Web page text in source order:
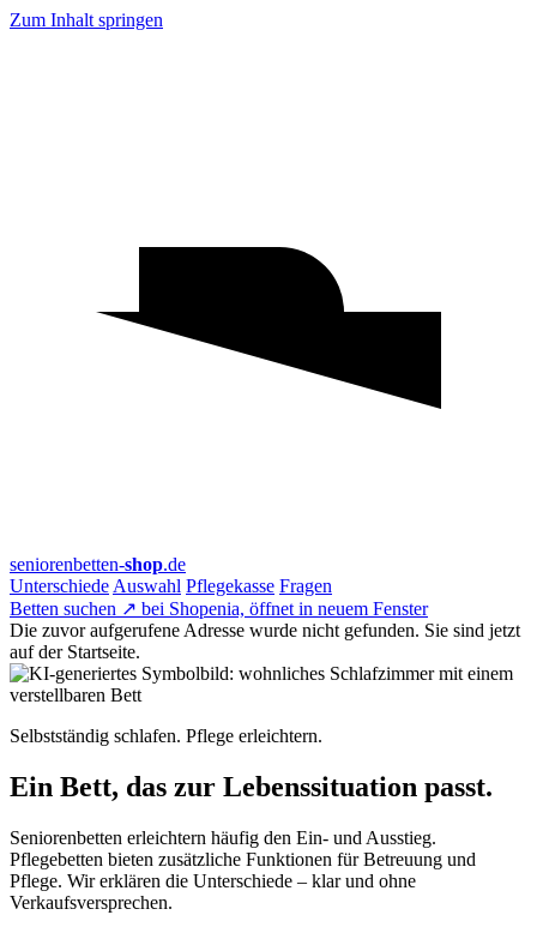
Zum Inhalt springen
seniorenbetten-shop.de
Unterschiede Auswahl Pflegekasse Fragen
Betten suchen ↗ bei Shopenia, öffnet in neuem Fenster
Die zuvor aufgerufene Adresse wurde nicht gefunden. Sie sind jetzt
auf der Startseite.
Selbstständig schlafen. Pflege erleichtern.
Ein Bett, das zur Lebenssituation passt.
Seniorenbetten erleichtern häufig den Ein- und Ausstieg.
Pflegebetten bieten zusätzliche Funktionen für Betreuung und
Pflege. Wir erklären die Unterschiede – klar und ohne
Verkaufsversprechen.